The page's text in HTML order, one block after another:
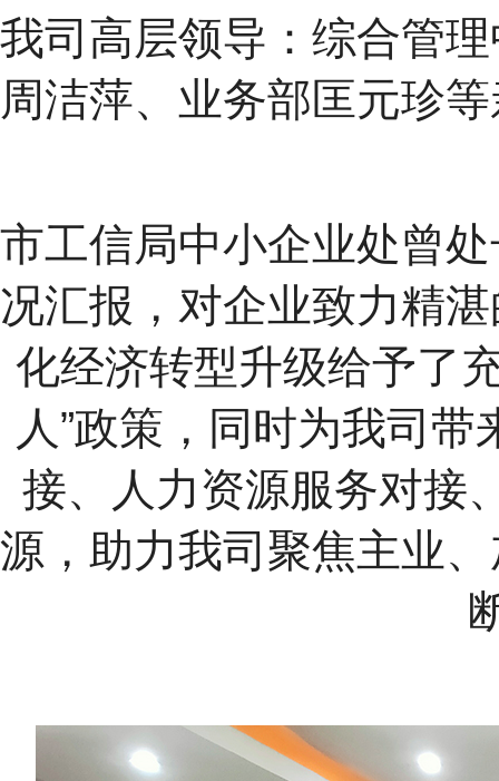
我司高层领导：综合管
周洁萍、业务部匡元珍
市工信局中小企业处曾
况汇报，对企业致力精
化经济转型升级给予了
人”政策，同时为我司
接、人力资源服务对接
源，助力我司聚焦主业